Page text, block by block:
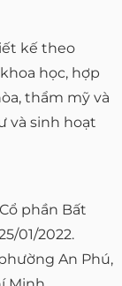
kế theo
học, hợp
thẩm mỹ và
và sinh hoạt
phần Bất
01/2022.
An Phú,